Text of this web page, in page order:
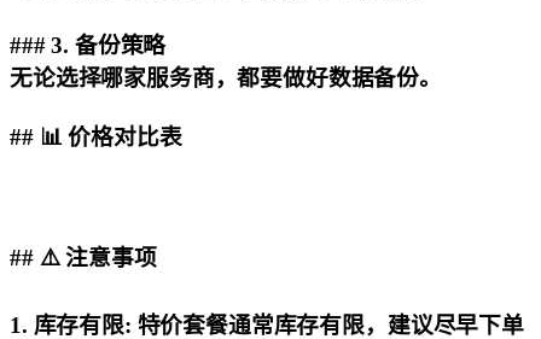
### 3. 备份策略
无论选择哪家服务商，都要做好数据备份。
## 📊 价格对比表
## ⚠️ 注意事项
1. 库存有限: 特价套餐通常库存有限，建议尽早下单